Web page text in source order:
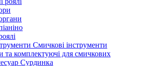
Смичкові інструменти
та комплектуючі для смичкових
Сурдинка